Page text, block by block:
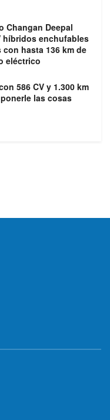
Changan Deepal
híbridos enchufables
con hasta 136 km de
eléctrico
586 CV y 1.300 km
las cosas